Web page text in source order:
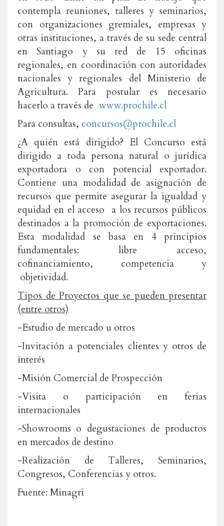
contempla reuniones, talleres y seminarios,
con organizaciones gremiales, empresas y
otras instituciones, a través de su sede central
en Santiago y su red de 15 oficinas
regionales, en coordinación con autoridades
nacionales y regionales del Ministerio de
Agricultura. Para postular es necesario
hacerlo a través de www.prochile.cl
Para consultas, concursos@prochile.cl
¿A quién está dirigido? El Concurso está
dirigido a toda persona natural o jurídica
exportadora o con potencial exportador.
Contiene una modalidad de asignación de
recursos que permite asegurar la igualdad y
equidad en el acceso a los recursos públicos
destinados a la promoción de exportaciones.
Esta modalidad se basa en 4 principios
fundamentales: libre acceso,
cofinanciamiento, competencia y
objetividad.
Tipos de Proyectos que se pueden presentar
(entre otros)
-Estudio de mercado u otros
-Invitación a potenciales clientes y otros de
interés
-Misión Comercial de Prospección
-Visita o participación en ferias
internacionales
-Showrooms o degustaciones de productos
en mercados de destino
-Realización de Talleres, Seminarios,
Congresos, Conferencias y otros.
Fuente: Minagri